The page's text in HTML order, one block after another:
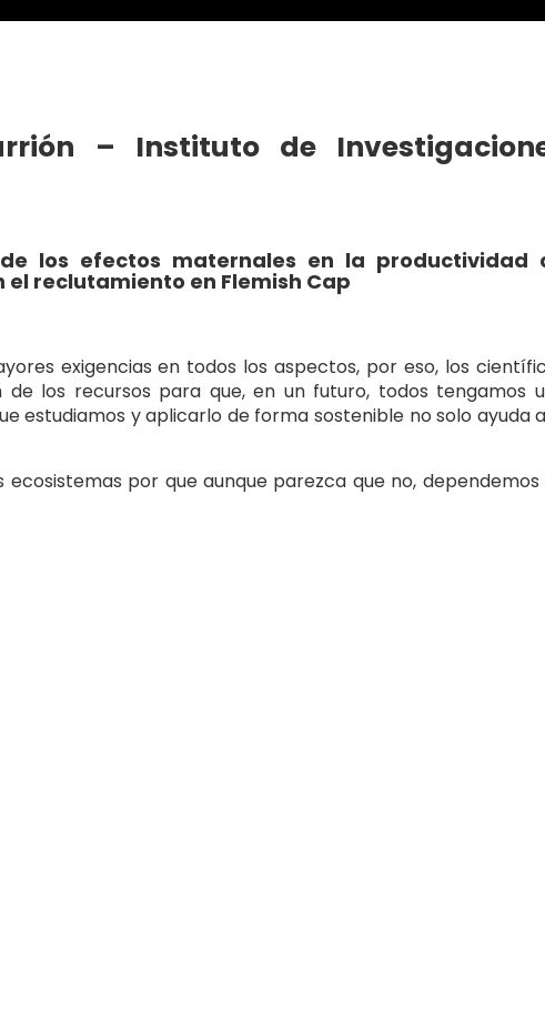
– Instituto de
los efectos maternales en la productividad
reclutamiento en Flemish Cap
exigencias en todos los aspectos, por eso, los
los recursos para que, en un futuro, todos tengamos
estudiamos y aplicarlo de forma sostenible no solo ayuda
por que aunque parezca que no, dependemos